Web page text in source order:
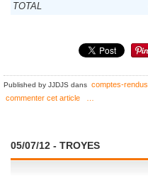
TOTAL
Published by JJDJS dans comptes-rendus
commenter cet article
05/07/12 - TROYES